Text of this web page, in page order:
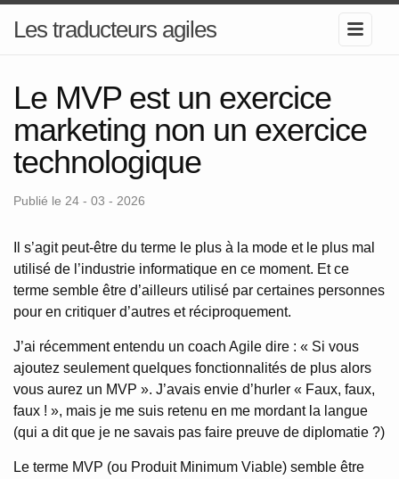
Les traducteurs agiles
Le MVP est un exercice
marketing non un exercice
technologique
Publié le 24 - 03 - 2026
Il s’agit peut-être du terme le plus à la mode et le plus mal
utilisé de l’industrie informatique en ce moment. Et ce
terme semble être d’ailleurs utilisé par certaines personnes
pour en critiquer d’autres et réciproquement.
J’ai récemment entendu un coach Agile dire : « Si vous
ajoutez seulement quelques fonctionnalités de plus alors
vous aurez un MVP ». J’avais envie d’hurler « Faux, faux,
faux ! », mais je me suis retenu en me mordant la langue
(qui a dit que je ne savais pas faire preuve de diplomatie ?)
Le terme MVP (ou Produit Minimum Viable) semble être